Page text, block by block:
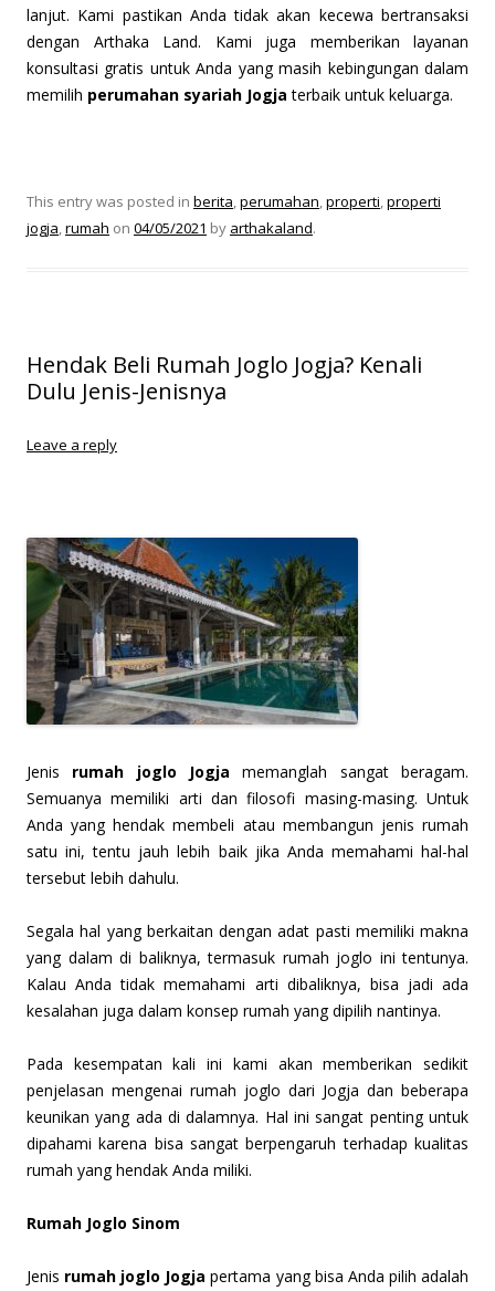
lanjut. Kami pastikan Anda tidak akan kecewa bertransaksi
dengan Arthaka Land. Kami juga memberikan layanan
konsultasi gratis untuk Anda yang masih kebingungan dalam
memilih perumahan syariah Jogja terbaik untuk keluarga.
This entry was posted in berita,perumahan,properti,properti
jogja,rumah on 04/05/2021 by arthakaland.
Hendak Beli Rumah Joglo Jogja? Kenali
Dulu Jenis-Jenisnya
Leave a reply
Jenis rumah joglo Jogja memanglah sangat beragam.
Semuanya memiliki arti dan filosofi masing-masing. Untuk
Anda yang hendak membeli atau membangun jenis rumah
satu ini, tentu jauh lebih baik jika Anda memahami hal-hal
tersebut lebih dahulu.
Segala hal yang berkaitan dengan adat pasti memiliki makna
yang dalam di baliknya, termasuk rumah joglo ini tentunya.
Kalau Anda tidak memahami arti dibaliknya, bisa jadi ada
kesalahan juga dalam konsep rumah yang dipilih nantinya.
Pada kesempatan kali ini kami akan memberikan sedikit
penjelasan mengenai rumah joglo dari Jogja dan beberapa
keunikan yang ada di dalamnya. Hal ini sangat penting untuk
dipahami karena bisa sangat berpengaruh terhadap kualitas
rumah yang hendak Anda miliki.
Rumah Joglo Sinom
Jenis rumah joglo Jogja pertama yang bisa Anda pilih adalah